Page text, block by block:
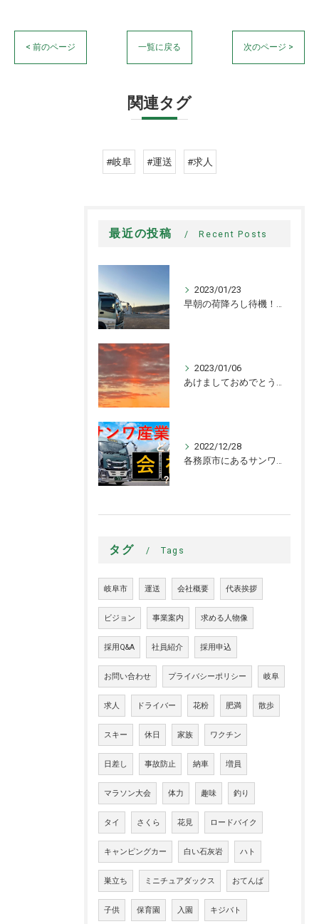
< 前のページ 一覧に戻る 次のページ >
関連タグ
#岐阜 #運送 #求人
最近の投稿 Recent Posts
2023/01/23
早朝の荷降ろし待機！！【運送業】【大型】【中型】【平車】【ドライバー】【求人】【募集】【各務原市】
2023/01/06
あけましておめでとうございます！！【運送業】【大型】【中型】【ドライバー】【求人】【募集】【各務原市】
2022/12/28
各務原市にあるサンワ産業の紹介をしたいと思います！【ドライバー】【募集】
タグ Tags
岐阜市 運送 会社概要 代表挨拶
ビジョン 事業案内 求める人物像
採用Q&A 社員紹介 採用申込
お問い合わせ プライバシーポリシー 岐阜
求人 ドライバー 花粉 肥満 散歩
スキー 休日 家族 ワクチン
日差し 事故防止 納車 増員
マラソン大会 体力 趣味 釣り
タイ さくら 花見 ロードバイク
キャンピングカー 白い石灰岩 ハト
巣立ち ミニチュアダックス おてんば
子供 保育園 入園 キジバト